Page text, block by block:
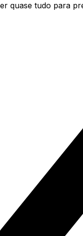
quase tudo para